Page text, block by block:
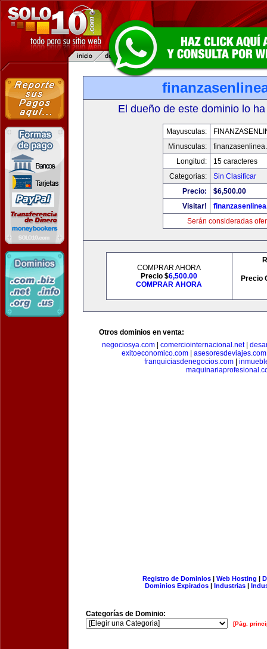
El dueño de este dominio lo
Mayusculas:
Minusculas:
Longitud:
15 caracteres
Categorias:
Sin Clasificar
Precio:
$6,500.00
Visitar!
Serán consideradas
COMPRAR AHORA
Precio $6,500.00
COMPRAR AHORA
Precio
Otros dominios en venta:
negociosya.com
comerciointernacional.net|
exitoeconomico.com| asesoresdeviajes.com
franquiciasdenegocios.com|
Registro de Dominios| Web Hosting |
Dominios Expirados | Industrias |
Categorías de Dominio:
[Pág.